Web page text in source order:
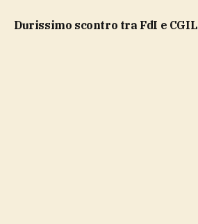
durissimo scontro tra FdI e CGIL